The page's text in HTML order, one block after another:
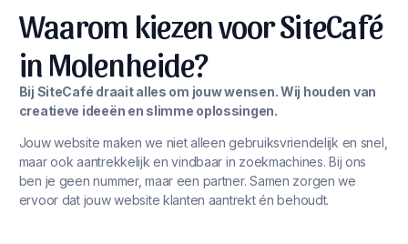
Waarom kiezen voor SiteCafé
in Molenheide?
Bij SiteCafé draait alles om jouw wensen. Wij houden van
creatieve ideeën en slimme oplossingen.
Jouw website maken we niet alleen gebruiksvriendelijk en snel,
maar ook aantrekkelijk en vindbaar in zoekmachines. Bij ons
ben je geen nummer, maar een partner. Samen zorgen we
ervoor dat jouw website klanten aantrekt én behoudt.